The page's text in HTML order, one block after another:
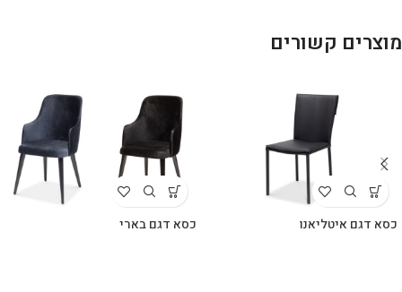
מוצרים קשורים
כסא דגם איטליאנו כסא דגם בארי